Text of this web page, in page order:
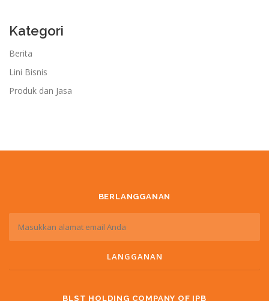
Kategori
Berita
Lini Bisnis
Produk dan Jasa
BERLANGGANAN
BLST HOLDING COMPANY OF IPB